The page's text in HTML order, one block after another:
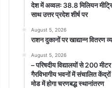
देश में अव्वलः 38.8 मिलियन
साथ उत्तर प्रदेश शीर्ष पर
August 5, 2026
राशन दुकानों पर खाद्यान्न वितरण
August 5, 2026
– परिषदीय विद्यालयों से 200
गैरविभागीय भवनों में संचालित
मोड में होगा चरणबद्ध स्थानांतरण